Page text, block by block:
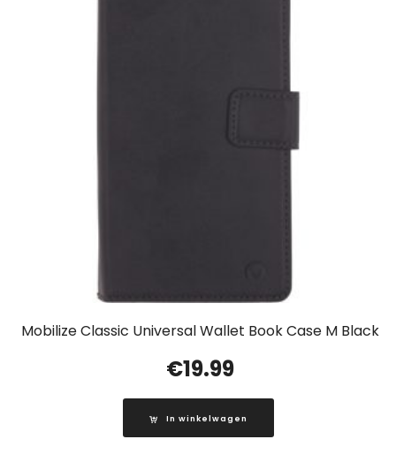
Mobilize Classic Universal Wallet Book Case M Black
€19.99
In winkelwagen